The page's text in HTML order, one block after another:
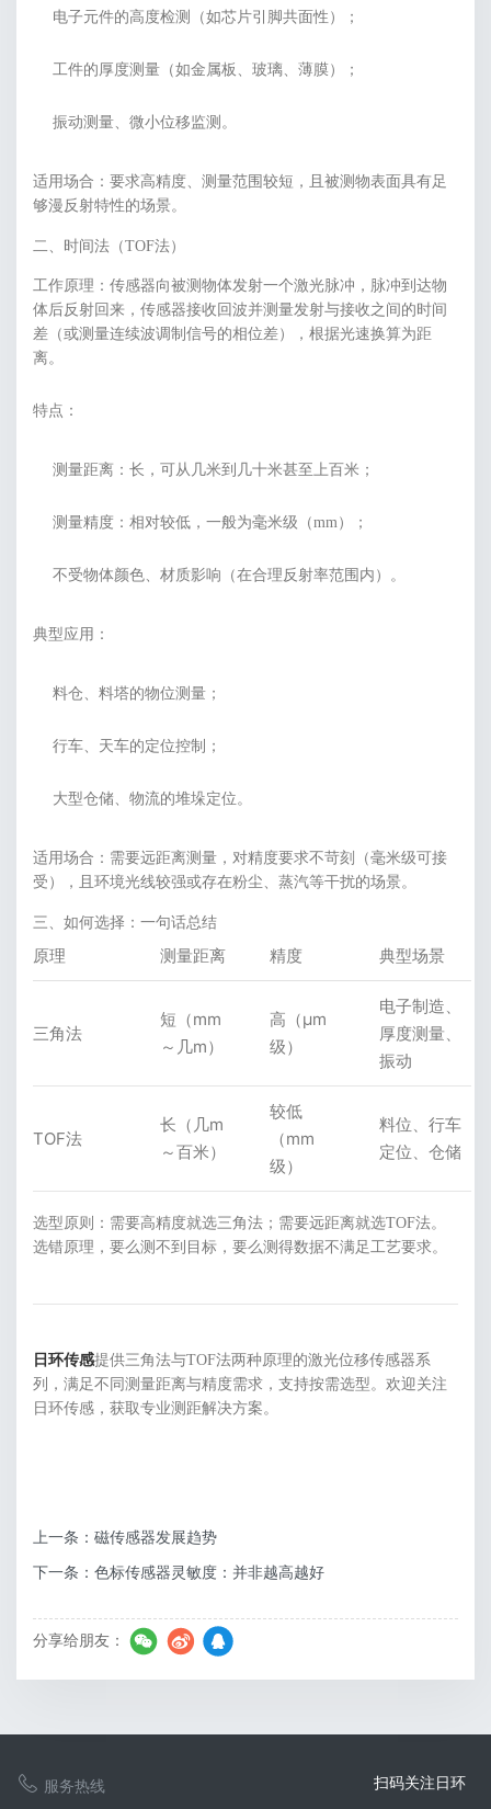
电子元件的高度检测（如芯片引脚共面性）；
工件的厚度测量（如金属板、玻璃、薄膜）；
振动测量、微小位移监测。
适用场合：要求高精度、测量范围较短，且被测物表面具有足
够漫反射特性的场景。
二、时间法（TOF法）
工作原理：传感器向被测物体发射一个激光脉冲，脉冲到达物
体后反射回来，传感器接收回波并测量发射与接收之间的时间
差（或测量连续波调制信号的相位差），根据光速换算为距
离。
特点：
测量距离：长，可从几米到几十米甚至上百米；
测量精度：相对较低，一般为毫米级（mm）；
不受物体颜色、材质影响（在合理反射率范围内）。
典型应用：
料仓、料塔的物位测量；
行车、天车的定位控制；
大型仓储、物流的堆垛定位。
适用场合：需要远距离测量，对精度要求不苛刻（毫米级可接
受），且环境光线较强或存在粉尘、蒸汽等干扰的场景。
三、如何选择：一句话总结
原理 测量距离 精度 典型场景
三角法
短（mm
～几m）
高（μm
级）
电子制造、
厚度测量、
振动
TOF法
长（几m
～百米）
较低
（mm
级）
料位、行车
定位、仓储
选型原则：需要高精度就选三角法；需要远距离就选TOF法。
选错原理，要么测不到目标，要么测得数据不满足工艺要求。
日环传感提供三角法与TOF法两种原理的激光位移传感器系
列，满足不同测量距离与精度需求，支持按需选型。欢迎关注
日环传感，获取专业测距解决方案。
上一条：磁传感器发展趋势
下一条：色标传感器灵敏度：并非越高越好
分享给朋友：
服务热线 扫码关注日环